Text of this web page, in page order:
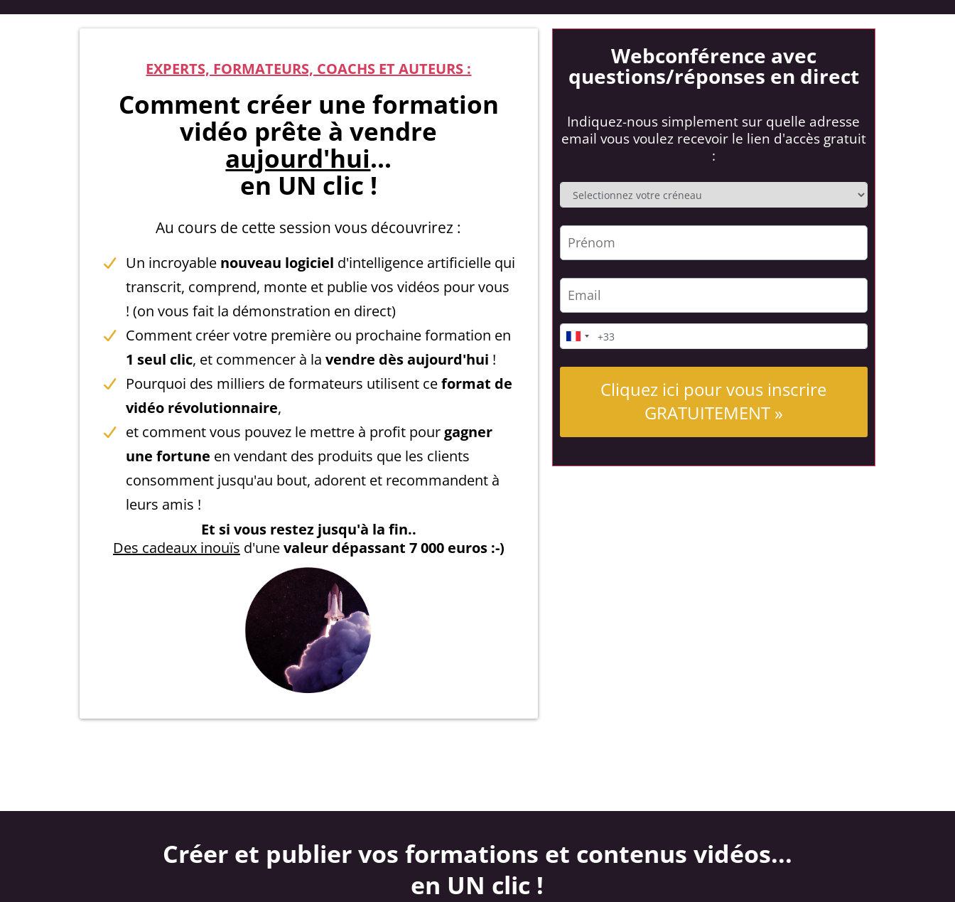
EXPERTS, FORMATEURS, COACHS ET AUTEURS :
Comment créer une formation
vidéo prête à vendre
aujourd'hui...
en UN clic !
Au cours de cette session vous découvrirez :
Un incroyable nouveau logiciel d'intelligence artificielle qui
transcrit, comprend, monte et publie vos vidéos pour vous
! (on vous fait la démonstration en direct)
Comment créer votre première ou prochaine formation en
1 seul clic, et commencer à la vendre dès aujourd'hui !
Pourquoi des milliers de formateurs utilisent ceformat de
vidéo révolutionnaire,
et comment vous pouvez le mettre à profit pour gagner
une fortune en vendant des produits que les clients
consomment jusqu'au bout, adorent et recommandent à
leurs amis !
Et si vous restez jusqu'à la fin..
Des cadeaux inouïs d'unevaleur dépassant 7 000 euros :-)
Webconférence avec
questions/réponses en direct
Indiquez-nous simplement sur quelle adresse
email vous voulez recevoir le lien d'accès gratuit
:
Cliquez ici pour vous inscrire
GRATUITEMENT »
Créer et publier vos formations et contenus vidéos...
en UN clic !